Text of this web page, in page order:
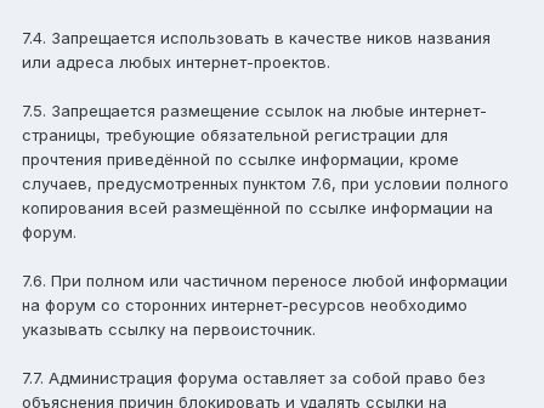
7.4. Запрещается использовать в качестве ников названия
или адреса любых интернет-проектов.
7.5. Запрещается размещение ссылок на любые интернет-
страницы, требующие обязательной регистрации для
прочтения приведённой по ссылке информации, кроме
случаев, предусмотренных пунктом 7.6, при условии полного
копирования всей размещённой по ссылке информации на
форум.
7.6. При полном или частичном переносе любой информации
на форум со сторонних интернет-ресурсов необходимо
указывать ссылку на первоисточник.
7.7. Администрация форума оставляет за собой право без
объяснения причин блокировать и удалять ссылки на